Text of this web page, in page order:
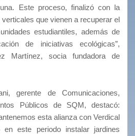
Este proceso, finalizó con la
que vienen a recuperar el
estudiantiles, además de
de iniciativas ecológicas”,
Martínez, socia fundadora de
gerente de Comunicaciones,
Públicos de SQM, destacó:
esta alianza con Verdical
este periodo instalar jardines